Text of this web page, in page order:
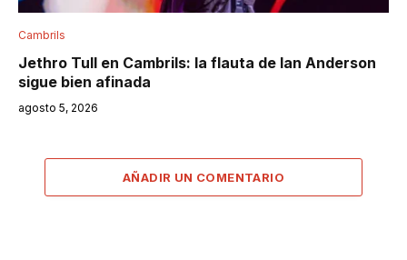
Cambrils
Jethro Tull en Cambrils: la flauta de Ian Anderson
sigue bien afinada
agosto 5, 2026
AÑADIR UN COMENTARIO